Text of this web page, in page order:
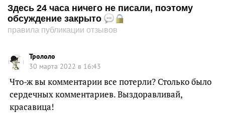
Здесь 24 часа ничего не писали, поэтому
обсуждение закрыто
правила публикации отзывов
Трололо
30 марта 2022 в 16:43
Что-ж вы комментарии все потерли? Столько было
сердечных комментариев. Выздоравливай,
красавица!